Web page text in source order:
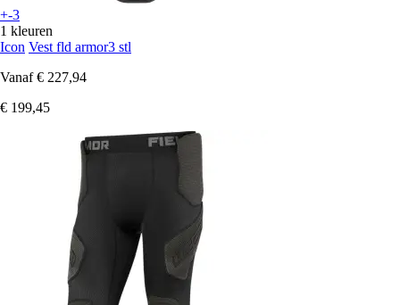
+-3
1 kleuren
Icon Vest fld armor3 stl
Vanaf € 227,94
€ 199,45